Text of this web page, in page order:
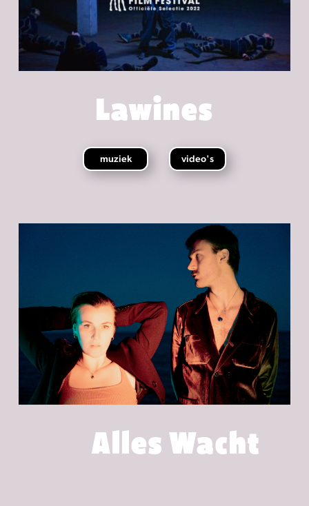
Lawines
muziek video's
Alles Wacht